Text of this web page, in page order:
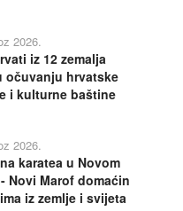
2026.
iz 12 zemalja
očuvanju hrvatske
i kulturne baštine
2026.
karatea u Novom
Novi Marof domaćin
iz zemlje i svijeta